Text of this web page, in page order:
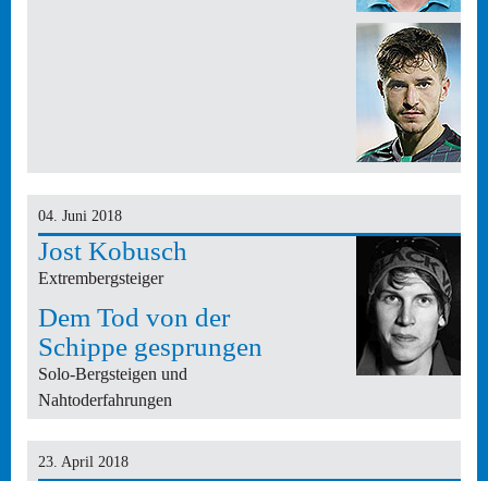
04. Juni 2018
Jost Kobusch
Extrembergsteiger
Dem Tod von der
Schippe gesprungen
Solo-Bergsteigen und
Nahtoderfahrungen
23. April 2018